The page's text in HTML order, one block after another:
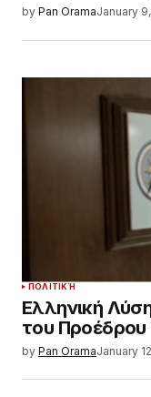
by Pan OramaJanuary
ΠΟΛΙΤΙΚΉ
Ελληνική
του Προέδρου
by Pan OramaJanuary